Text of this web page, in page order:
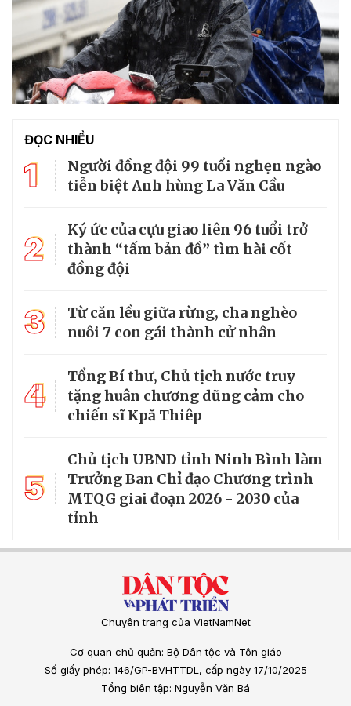
ĐỌC NHIỀU
1
Người đồng đội 99 tuổi nghẹn ngào
tiễn biệt Anh hùng La Văn Cầu
2
Ký ức của cựu giao liên 96 tuổi trở
thành “tấm bản đồ” tìm hài cốt
đồng đội
3
Từ căn lều giữa rừng, cha nghèo
nuôi 7 con gái thành cử nhân
4
Tổng Bí thư, Chủ tịch nước truy
tặng huân chương dũng cảm cho
chiến sĩ Kpă Thiêp
5
Chủ tịch UBND tỉnh Ninh Bình làm
Trưởng Ban Chỉ đạo Chương trình
MTQG giai đoạn 2026 - 2030 của
tỉnh
Chuyên trang của VietNamNet
Cơ quan chủ quản: Bộ Dân tộc và Tôn giáo
Số giấy phép: 146/GP-BVHTTDL, cấp ngày 17/10/2025
Tổng biên tập: Nguyễn Văn Bá